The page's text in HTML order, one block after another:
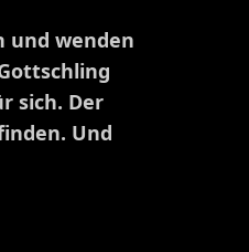
und wenden
sich. Der
Und